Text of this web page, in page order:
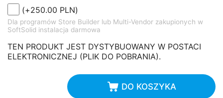
(+250.00 PLN)
Dla programów Store Builder lub Multi-Vendor zakupionych w
SoftSolid instalacja darmowa
TEN PRODUKT JEST DYSTYBUOWANY W POSTACI
ELEKTRONICZNEJ (PLIK DO POBRANIA).
DO KOSZYKA